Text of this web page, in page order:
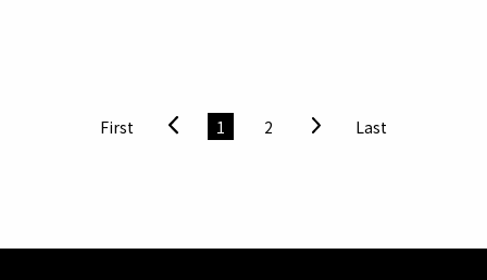
天還要她「明天放颱風假，你要好好休息」，卻也說「明天
清晨要到鹿港幫忙宮廟陣頭」，她不放心勸：「風這麼大，
已跟檢察官表明要提告過失致死罪。並透露兒子在搶救無效
First 1 2 Last